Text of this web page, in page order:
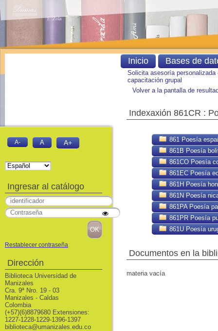
Solicita asesoría personalizada
capacitación grupal
Volver a la pantalla de
Indexaxión 861CR :
861 Poesía
861B Poesía
861CO Poesía
861EC Poesía
861H Poesía
861N Poesía
861PA Poesía
861PR Poesía
861U Poesía
Documentos en la
materia vacía
Inicio Bases de
A- A A+
Ingresar al catálogo
Restablecer contraseña
Dirección
Biblioteca Universidad de
Manizales
Cra. 9ª Nro. 19 - 03
Manizales - Caldas
Colombia
(+57)(6)8879680 Extensiones:
1227-1228-1229-1396-1397
biblioteca@umanizales.edu.co